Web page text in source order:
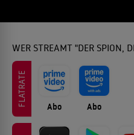
WER STREAMT "DER SPION,
FLATRATE Abo Abo